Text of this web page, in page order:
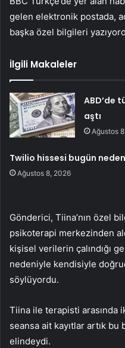
gelen elektronik postada,
başka özel bilgileri
İlgili Makaleler
ABD’de
aştı
Ağustos
Twilio hissesi bugün
Ağustos 8, 2026
Gönderici, Tiina’nın özel
psikoterapi merkezinden
kişisel verilerin çalındığı
nedeniyle kendisiyle
söylüyordu.
Tiina ile terapisti arasında
seansa ait kayıtlar artık bu
elindeydi.